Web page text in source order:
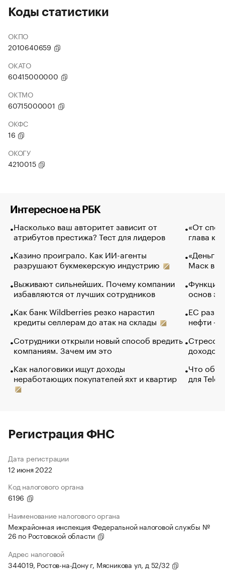
Коды статистики
ОКПО
2010640659
ОКАТО
60415000000
ОКТМО
60715000001
ОКФС
16
ОКОГУ
4210015
Интересное на РБК
Насколько ваш авторитет зависит от
атрибутов престижа? Тест для лидеров
Казино проиграло. Как ИИ-агенты
разрушают букмекерскую индустрию
Выживают сильнейших. Почему компании
избавляются от лучших сотрудников
Как банк Wildberries резко нарастил
кредиты селлерам до атак на склады
Сотрудники открыли новый способ вредить
компаниям. Зачем им это
Как налоговики ищут доходы
неработающих покупателей яхт и квартир
«От
глава
«Деньги
Маск в
Функции
основ
ЕС
нефти —
Стресс
доходов
Что
для
Регистрация ФНС
Дата регистрации
12 июня 2022
Код налогового органа
6196
Наименование налогового органа
Межрайонная инспекция Федеральной налоговой службы №
26 по Ростовской области
Адрес налоговой
344019, Ростов-на-Дону г, Мясникова ул, д 52/32